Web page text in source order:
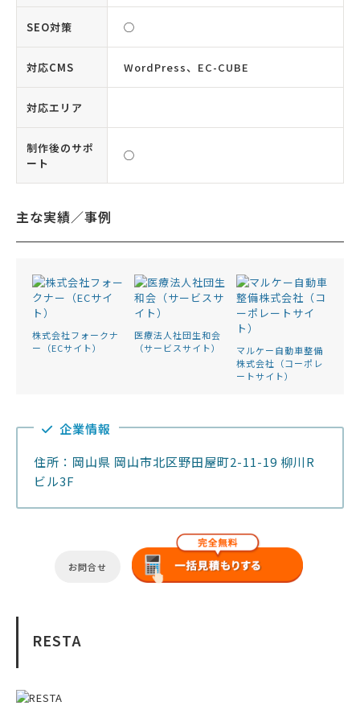
SEO対策 ◯
対応CMS WordPress、EC-CUBE
対応エリア
制作後のサポ
ート
◯
主な実績／事例
株式会社フォークナ
ー（ECサイト）
医療法人社団生和会
（サービスサイト）
マルケー自動車整備
株式会社（コーポレ
ートサイト）
企業情報
住所：岡山県 岡山市北区野田屋町2-11-19 柳川R
ビル3F
お問合せ
RESTA